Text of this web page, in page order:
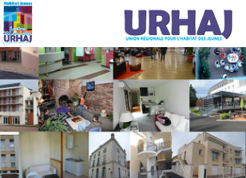
Aller au contenu principal